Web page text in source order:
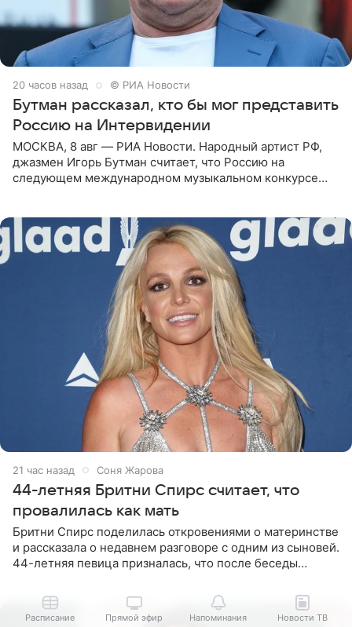
20 часов назад © РИА Новости
Бутман рассказал, кто бы мог представить
Россию на Интервидении
МОСКВА, 8 авг — РИА Новости. Народный артист РФ,
джазмен Игорь Бутман считает, что Россию на
следующем международном музыкальном конкурсе
21 час назад Соня Жарова
44-летняя Бритни Спирс считает, что
провалилась как мать
Бритни Спирс поделилась откровениями о материнстве
и рассказала о недавнем разговоре с одним из сыновей.
44-летняя певица призналась, что после беседы
артистки
Расписание Прямой эфир Напоминания Новости ТВ